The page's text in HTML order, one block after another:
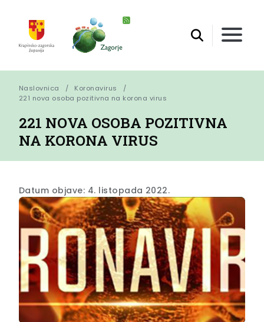
Naslovnica
Koronavirus
221 nova osoba pozitivna na korona virus
221 NOVA OSOBA POZITIVNA
NA KORONA VIRUS
Datum objave: 4. listopada 2022.